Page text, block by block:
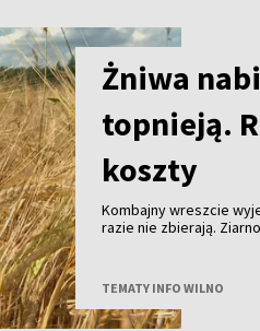
Żniwa
topnieją.
koszty
Kombajny wreszcie
razie nie zbierają.
można zebrać. Zysk -
TEMATY INFO WILNO